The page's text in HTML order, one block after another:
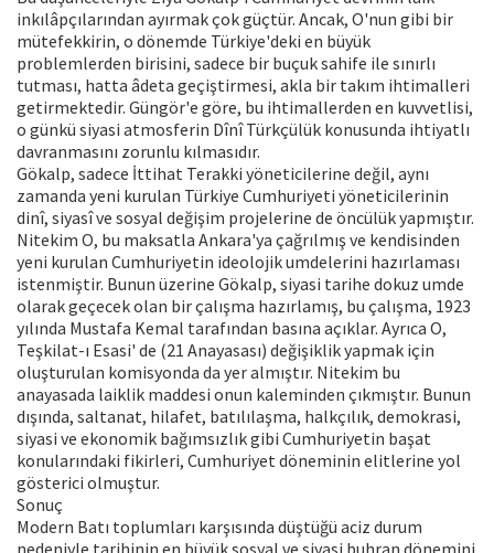
inkılâpçılarından ayırmak çok güçtür. Ancak, O'nun gibi bir
mütefekkirin, o dönemde Türkiye'deki en büyük
problemlerden birisini, sadece bir buçuk sahife ile sınırlı
tutması, hatta âdeta geçiştirmesi, akla bir takım ihtimalleri
getirmektedir. Güngör'e göre, bu ihtimallerden en kuvvetlisi,
o günkü siyasi atmosferin Dînî Türkçülük konusunda ihtiyatlı
davranmasını zorunlu kılmasıdır.
Gökalp, sadece İttihat Terakki yöneticilerine değil, aynı
zamanda yeni kurulan Türkiye Cumhuriyeti yöneticilerinin
dinî, siyasî ve sosyal değişim projelerine de öncülük yapmıştır.
Nitekim O, bu maksatla Ankara'ya çağrılmış ve kendisinden
yeni kurulan Cumhuriyetin ideolojik umdelerini hazırlaması
istenmiştir. Bunun üzerine Gökalp, siyasi tarihe dokuz umde
olarak geçecek olan bir çalışma hazırlamış, bu çalışma, 1923
yılında Mustafa Kemal tarafından basına açıklar. Ayrıca O,
Teşkilat-ı Esasi' de (21 Anayasası) değişiklik yapmak için
oluşturulan komisyonda da yer almıştır. Nitekim bu
anayasada laiklik maddesi onun kaleminden çıkmıştır. Bunun
dışında, saltanat, hilafet, batılılaşma, halkçılık, demokrasi,
siyasi ve ekonomik bağımsızlık gibi Cumhuriyetin başat
konularındaki fikirleri, Cumhuriyet döneminin elitlerine yol
gösterici olmuştur.
Sonuç
Modern Batı toplumları karşısında düştüğü aciz durum